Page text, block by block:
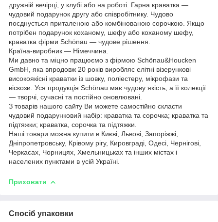
дружній вечірці, у клубі або на роботі. Гарна краватка —
чудовий подарунок другу або співробітнику. Чудово
поєднується приталеною або комбінованою сорочкою. Якщо
потрібен подарунок коханому, шефу або коханому шефу,
краватка фірми Schönau — чудове рішення.
Країна-виробник — Німеччина.
Ми давно та міцно працюємо з фірмою Schönau&Houcken
GmbH, яка впродовж 20 років виробляє елітні візерункові
високоякісні краватки із шовку, поліестеру, мікрофази та
віскози. Уся продукція Schönau має чудову якість, а її колекції
— творчі, сучасні та постійно оновлювані.
З товарів нашого сайту Ви можете самостійно скласти
чудовий подарунковий набір: краватка та сорочка; краватка та
підтяжки; краватка, сорочка та підтяжки.
Наші товари можна купити в Києві, Львові, Запоріжжі,
Дніпропетровську, Крівому рігу, Кировграді, Одесі, Чернігові,
Черкасах, Чорницях, Хмельницьках та інших містах і
населених пунктами в усій Україні.
Приховати
Спосіб упаковки